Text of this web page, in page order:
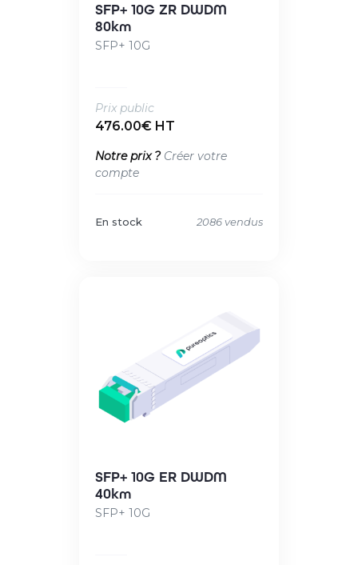
SFP+ 10G ZR DWDM
80km
SFP+ 10G
Prix public
476.00€ HT
Notre prix ? Créer votre
compte
En stock 2086 vendus
SFP+ 10G ER DWDM
40km
SFP+ 10G